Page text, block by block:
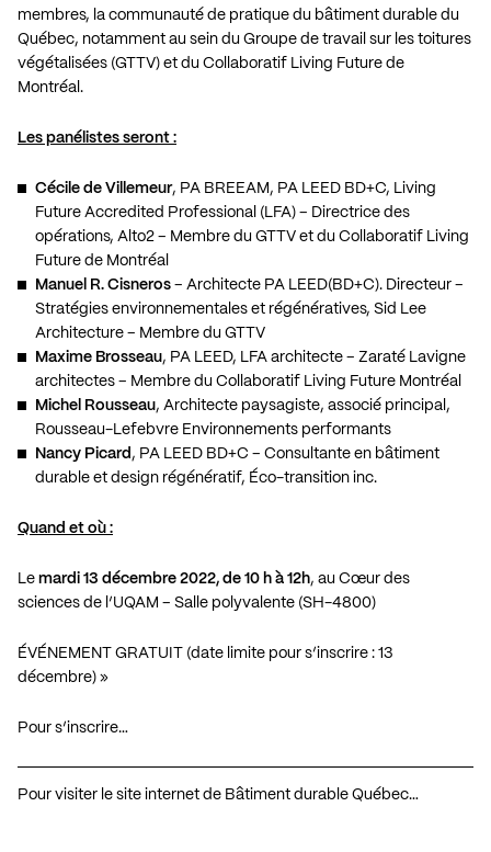
membres, la communauté de pratique du bâtiment durable du
Québec, notamment au sein du Groupe de travail sur les toitures
végétalisées (GTTV) et du Collaboratif Living Future de
Montréal.
Les panélistes seront :
Cécile de Villemeur, PA BREEAM, PA LEED BD+C, Living
Future Accredited Professional (LFA) – Directrice des
opérations, Alto2 – Membre du GTTV et du Collaboratif Living
Future de Montréal
Manuel R. Cisneros – Architecte PA LEED(BD+C). Directeur –
Stratégies environnementales et régénératives, Sid Lee
Architecture – Membre du GTTV
Maxime Brosseau, PA LEED, LFA architecte – Zaraté Lavigne
architectes – Membre du Collaboratif Living Future Montréal
Michel Rousseau, Architecte paysagiste, associé principal,
Rousseau-Lefebvre Environnements performants
Nancy Picard , PA LEED BD+C – Consultante en bâtiment
durable et design régénératif, Éco-transition inc.
Quand et où :
Le mardi 13 décembre 2022, de 10 h à 12h, au Cœur des
sciences de l’UQAM – Salle polyvalente (SH-4800)
ÉVÉNEMENT GRATUIT (date limite pour s’inscrire : 13
décembre) »
Pour s’inscrire…
Pour visiter le site internet de Bâtiment durable Québec…